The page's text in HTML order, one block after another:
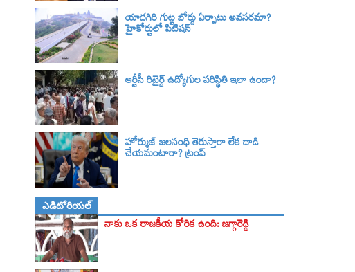
యాదగిరి గుట్ట బోర్డు ఏర్పాటు అవసరమా?
హైకోర్టులో పిటిషన్‌
ఆర్టీసీ రిటైర్డ్ ఉద్యోగుల పరిస్థితి ఇలా ఉందా?
హోర్ముజ్ జలసంధి తెరుస్తారా లేక దాడి
చేయమంటారా? ట్రంప్
ఎడిటోరియల్
నాకు ఒక రాజకీయ కోరిక ఉంది: జగ్గారెడ్డి